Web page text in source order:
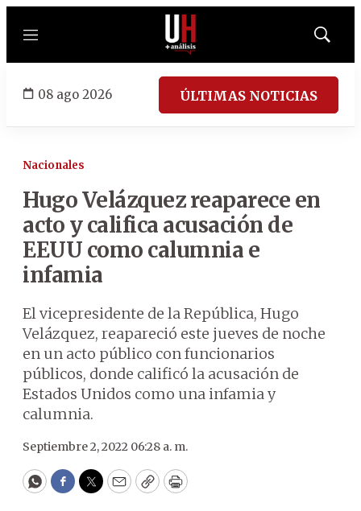
Menú
Mostrar
08 ago 2026 ÚLTIMAS NOTICIAS
Nacionales
Hugo Velázquez reaparece en
acto y califica acusación de
EEUU como calumnia e
infamia
El vicepresidente de la República, Hugo
Velázquez, reapareció este jueves de noche
en un acto público con funcionarios
públicos, donde calificó la acusación de
Estados Unidos como una infamia y
calumnia.
Septiembre 2, 2022 06:28 a. m.
WhatsApp
Facebook
Twitter
EmailCopyPrint